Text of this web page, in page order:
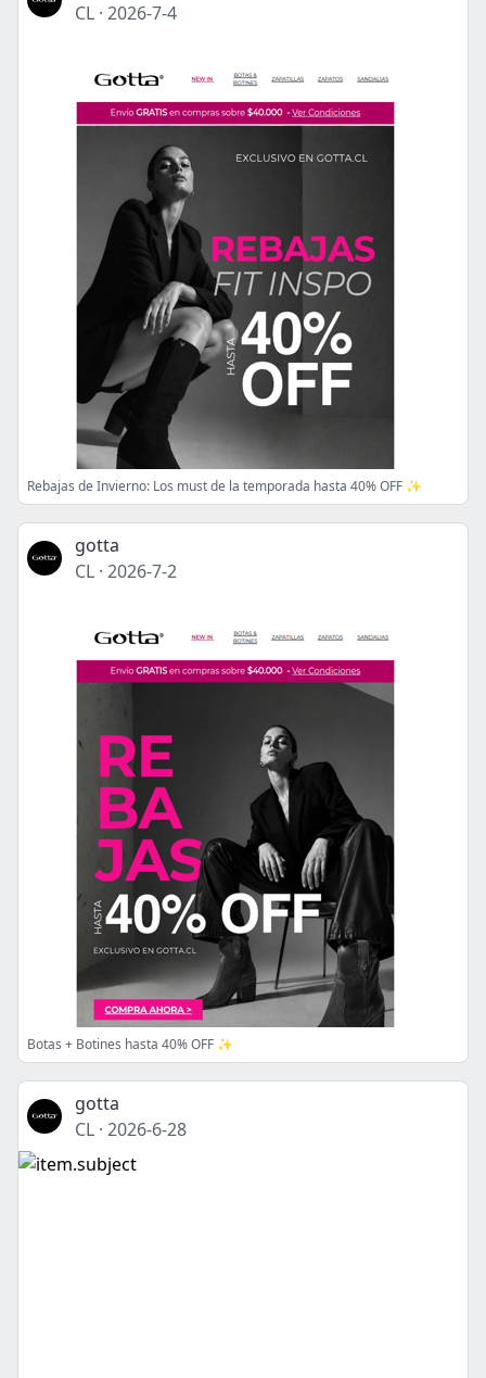
CL · 2026-7-4
Rebajas de Invierno: Los must de la temporada hasta 40% OFF ✨
gotta
CL · 2026-7-2
Botas + Botines hasta 40% OFF ✨
gotta
CL · 2026-6-28